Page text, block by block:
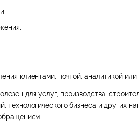
клиентами, почтой, аналитикой
для услуг, производства,
технологического бизнеса и других